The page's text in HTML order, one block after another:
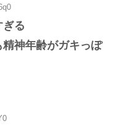
ぎる
神年齢がガキっぽ